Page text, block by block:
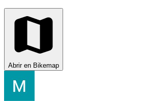
Abrir en Bikemap